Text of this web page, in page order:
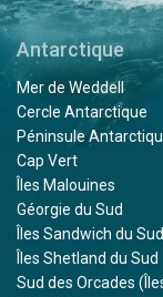
Antarctique
Mer de Weddell
Cercle Antarctique
Péninsule
Cap Vert
Îles Malouines
Géorgie du Sud
Îles Sandwich du Sud
Îles Shetland du Sud
Sud des Orcades